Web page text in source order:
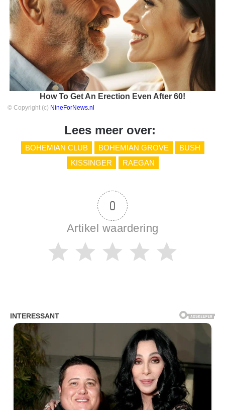
How To Get An Erection Even After 60!
© Copyright (c) NineForNews.nl
Lees meer over:
BOHEMIAN CLUB BOHEMIAN GROVE
BUSH
KISSINGER
RAEGAN
0
Artikel waardering